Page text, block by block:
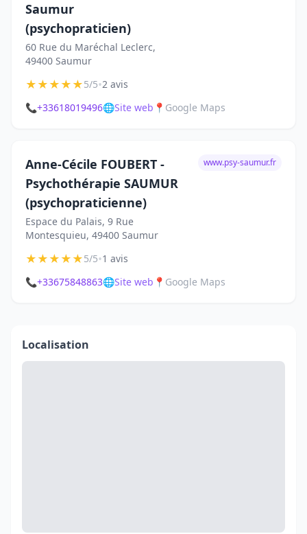
Saumur
(psychopraticien)
60 Rue du Maréchal Leclerc,
49400 Saumur
★★★★★5/5•2 avis
📞+33618019496🌐Site web 📍 Google Maps
Anne-Cécile FOUBERT -
Psychothérapie SAUMUR
(psychopraticienne)
Espace du Palais, 9 Rue
Montesquieu, 49400 Saumur
www.psy-saumur.fr
★★★★★5/5•1 avis
📞+33675848863🌐Site web 📍 Google Maps
Localisation